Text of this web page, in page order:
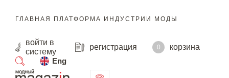
ГЛАВНАЯ ПЛАТФОРМА ИНДУСТРИИ МОДЫ
войти в
систему
регистрация 0
корзина
Eng
поиск